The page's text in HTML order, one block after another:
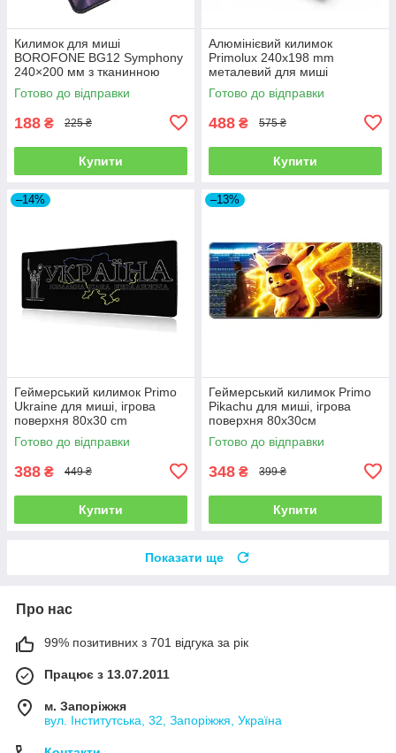
Килимок для миші
BOROFONE BG12 Symphony
240×200 мм з тканинною
поверхнею та антиковзкою
основою
Готово до відправки
188 ₴ 225 ₴
Купити
Алюмінієвий килимок
Primolux 240x198 mm
металевий для миші
Готово до відправки
488 ₴ 575 ₴
Купити
–14%
Геймерський килимок Primo
Ukraine для миші, ігрова
поверхня 80x30 cm
Готово до відправки
388 ₴ 449 ₴
Купити
–13%
Геймерський килимок Primo
Pikachu для миші, ігрова
поверхня 80х30см
Готово до відправки
348 ₴ 399 ₴
Купити
Показати ще
Про нас
99% позитивних з 701 відгука за рік
Працює з 13.07.2011
м. Запоріжжя
вул. Інститутська, 32, Запоріжжя, Україна